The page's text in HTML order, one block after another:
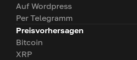
Auf Wordpress
Per Telegramm
Preisvorhersagen
Bitcoin
XRP